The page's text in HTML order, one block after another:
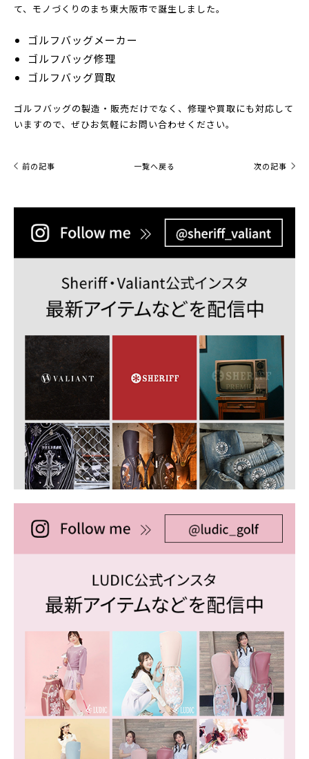
て、モノづくりのまち東大阪市で誕生しました。
ゴルフバッグメーカー
ゴルフバッグ修理
ゴルフバッグ買取
ゴルフバッグの製造・販売だけでなく、修理や買取にも対応して
いますので、ぜひお気軽にお問い合わせください。
前の記事 一覧へ戻る 次の記事